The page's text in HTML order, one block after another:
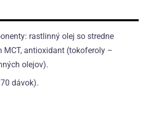
rastlinný olej so stredne
MCT, antioxidant (tokoferoly –
olejov).
dávоk).